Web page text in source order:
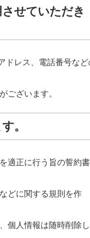
せていただき
ドレス、電話番号など
ございます。
。
適正に行う旨の誓約書
どに関する規則を作
個人情報は随時削除し